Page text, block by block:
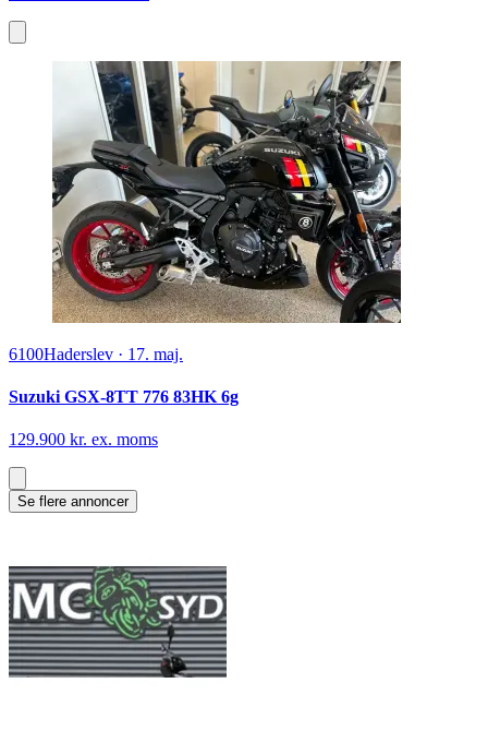
6100Haderslev · 17. maj.
Suzuki GSX-8TT 776 83HK 6g
129.900 kr. ex. moms
Se flere annoncer